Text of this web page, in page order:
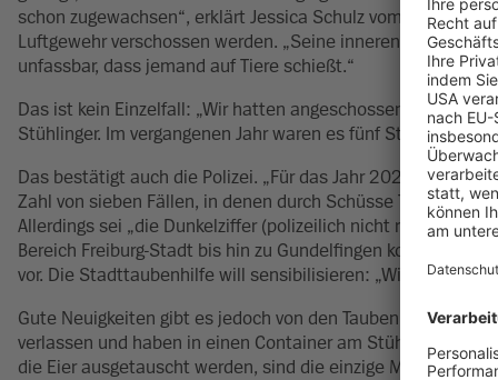
schon zugewachsen“, erklärt Jessica Schulz vom Verein
Luftgewehr verschossen werden. „Seine inneren
unfassbar, dass jemand auf Tiere schießt.“
Das ist kein Einzelfall: „Wir hatten angeschossene Tauben
Stühlinger. Im vergangenen Jahr waren es fünf Stadttauben
Das bestätigt auch die Polizei. „Für das Jahr 2024
Zahl von sieben Fällen, in denen durch Schüsse Tauben
Allerdings sei „die Dunkelziffer (polizeilich nicht registrierte
Bereich Freiburg-Stadt bis hin zu Gundelfingen
vor. Die Stadttaubenhilfe will sensibilisieren: „Wir hoffen,
Gute Neuigkeiten gibt es jedoch von den Tauben im
verlassen und haben in einen Container am Stühlinger Park
die Eier ausgetauscht werden, sind die einzige Möglichkeit,